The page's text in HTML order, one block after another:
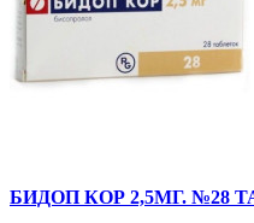
БИДОП КОР 2,5МГ. №28